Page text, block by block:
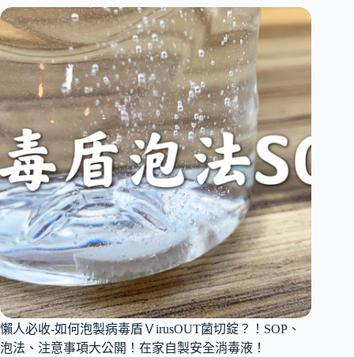
設
計
專
利
製
造
｜
機
身
輕
巧、
防
潑
水
菌
切
錠
｜
奈
米
長
效
抑
菌
｜
消
毒
必
備
神
器
｜
中
性
無
懶人必收-如何泡製病毒盾ＶirusOUT菌切錠？！SOP、
泡法、注意事項大公開！在家自製安全消毒液！